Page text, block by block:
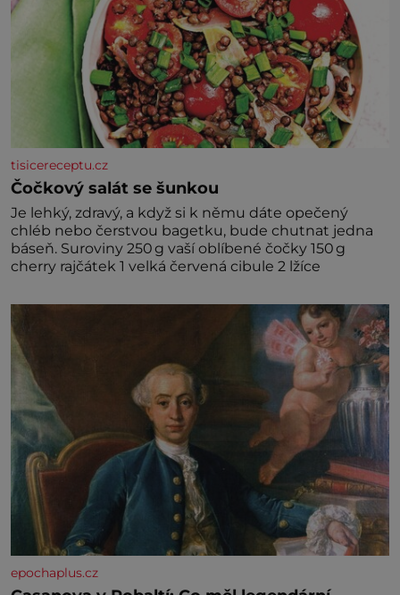
tisicereceptu.cz
Čočkový salát se šunkou
Je lehký, zdravý, a když si k němu dáte opečený
chléb nebo čerstvou bagetku, bude chutnat jedna
báseň. Suroviny 250 g vaší oblíbené čočky 150 g
cherry rajčátek 1 velká červená cibule 2 lžíce
epochaplus.cz